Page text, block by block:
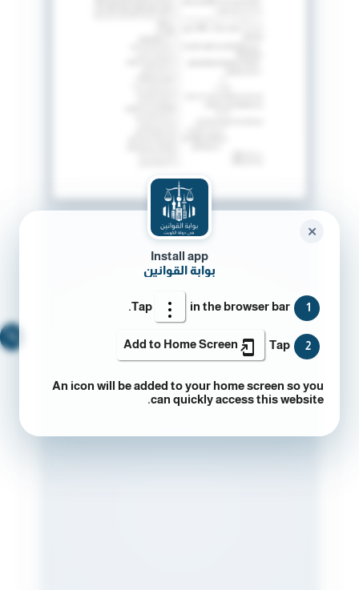
Install app
بوابة القوانين
1
Tap in the browser bar.
2
Tap
Add to Home Screen
An icon will be added to your home screen so you
can quickly access this website.
✕